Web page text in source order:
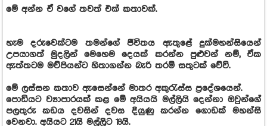
මේ අන්න ඒ වගේ තවත් එක් කතාවක්.
හැම දරුවෙක්ටම තමන්ගේ ජීවිතය ඇතුළේ දුක්මහන්සියෙන්
උපයාගත් මුදලින් මෙහෙම දෙයක් කරන්න පුළුවන් නම්, ඒක
ඇත්තටම මව්පියන්ට හිතාගන්න බැරි තරම් සතුටක් වේවි.
මේ ලස්සන කතාව ඇසෙන්නේ මාතර අකුරැස්ස ප්‍රදේශයෙන්.
පොඩියට ව්‍යාපාරයක් කළ මේ අයියයි මල්ලියි දෙන්නා ඔවුන්ගේ
පලතුරු කඩය දවසින් දවස දියුණු කරන්න ගොඩක් මහන්සි
වෙනවා. අයියට 21යි මල්ලිට 18යි.